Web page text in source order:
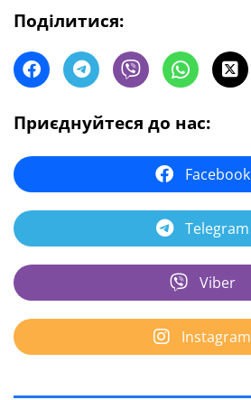
Поділитися:
Приєднуйтеся до нас:
Facebook
Telegram
Viber
Instagram